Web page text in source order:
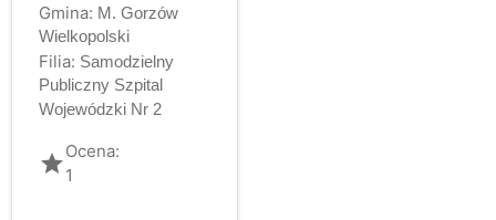
Gmina: M. Gorzów
Wielkopolski
Filia: Samodzielny
Publiczny Szpital
Wojewódzki Nr 2
gradeOcena:
1